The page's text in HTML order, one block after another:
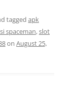
tagged apk
spaceman,slot
on August 25,